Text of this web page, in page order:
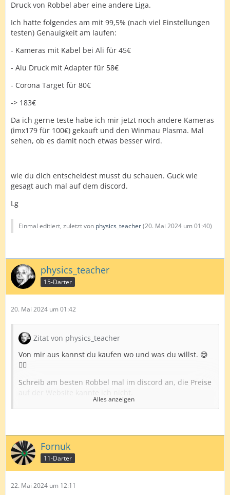
Druck von Robbel aber eine andere Liga.
Ich hatte folgendes am mit 99,5% (nach viel Einstellungen
testen) Genauigkeit am laufen:
- Kameras mit Kabel bei Ali für 45€
- Alu Druck mit Adapter für 58€
- Corona Target für 80€
-> 183€
Da ich gerne teste habe ich mir jetzt noch andere Kameras
(imx179 für 100€) gekauft und den Winmau Plasma. Mal
sehen, ob es damit noch etwas besser wird.
wie du dich entscheidest musst du schauen. Guck wie
gesagt auch mal auf dem discord.
Lg
Einmal editiert, zuletzt von physics_teacher(20. Mai 2024 um 01:40)
physics_teacher
15-Darter
20. Mai 2024 um 01:42
Zitat von physics_teacher
Von mir aus kannst du kaufen wo und was du willst. 😅
🤷‍♂️
Schreib am besten Robbel mal im discord an, die Preise
Von den Bilder deines Ebayangebotes her zu urteilen ist
Ich hatte folgendes mit 99,5% (nach viel Einstellungen
testen) Genauigkeit am laufen:
- Kameras mit Kabel bei Ali für 45€
- Alu Druck mit Adapter für 58€
Alles anzeigen
Fornuk
11-Darter
22. Mai 2024 um 12:11